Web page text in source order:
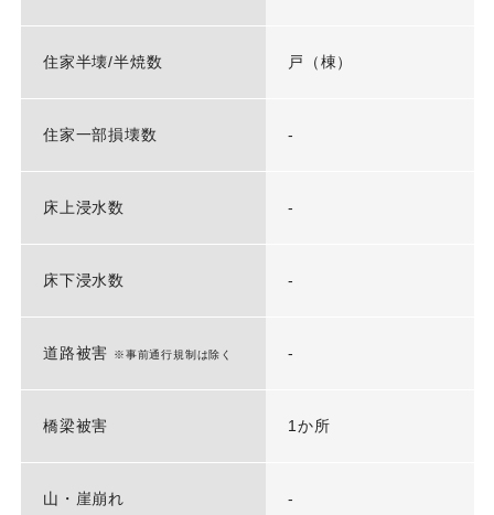
住家半壊/半焼数 戸（棟）
住家一部損壊数 -
床上浸水数 -
床下浸水数 -
道路被害 ※事前通行規制は除く -
橋梁被害 1か所
山・崖崩れ -